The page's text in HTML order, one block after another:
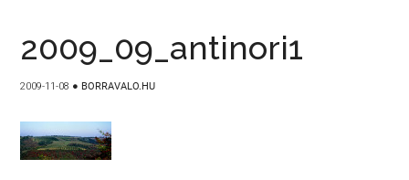
2009_09_antinori1
2009-11-08 ● BORRAVALO.HU